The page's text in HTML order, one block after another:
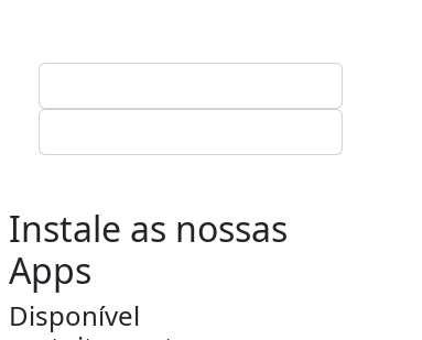
Instale as nossas
Apps
Disponível